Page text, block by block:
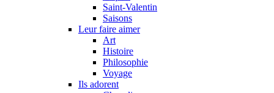
Saint-Valentin
Saisons
Leur faire aimer
Art
Histoire
Philosophie
Voyage
Ils adorent